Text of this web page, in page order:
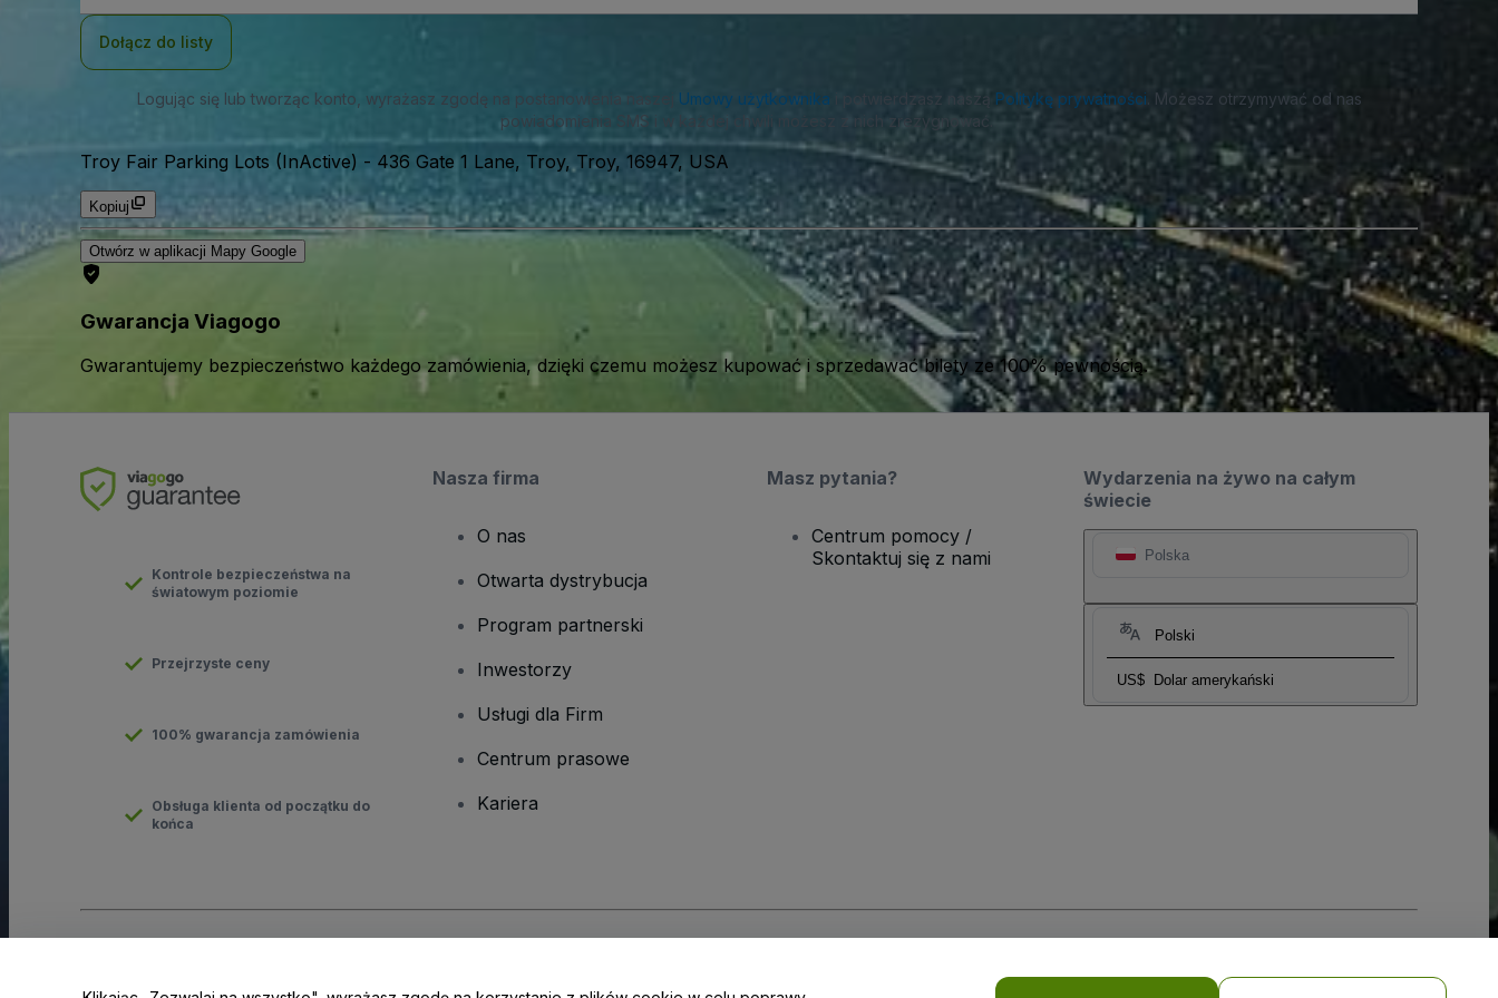
Dołącz do listy
Logując się lub tworząc konto, wyrażasz zgodę na postanowienia naszej Umowy użytkownika i potwierdzasz naszą Politykę prywatności . Możesz otrzymywać od nas
powiadomienia SMS i w każdej chwili możesz z nich zrezygnować.
Troy Fair Parking Lots (InActive) - 436 Gate 1 Lane, Troy, Troy, 16947, USA
Kopiuj
Otwórz w aplikacji Mapy Google
Gwarancja Viagogo
Gwarantujemy bezpieczeństwo każdego zamówienia, dzięki czemu możesz kupować i sprzedawać bilety ze 100% pewnością.
Wydarzenia na żywo na całym
świecie
Polska
Polski
US$ Dolar amerykański
Kontrole bezpieczeństwa na
światowym poziomie
Przejrzyste ceny
100% gwarancja zamówienia
Obsługa klienta od początku do
końca
Nasza firma
O nas
Otwarta dystrybucja
Program partnerski
Inwestorzy
Usługi dla Firm
Centrum prasowe
Kariera
Masz pytania?
Centrum pomocy /
Skontaktuj się z nami
Polityki prywatności w przypadku urządzeń mobilnych